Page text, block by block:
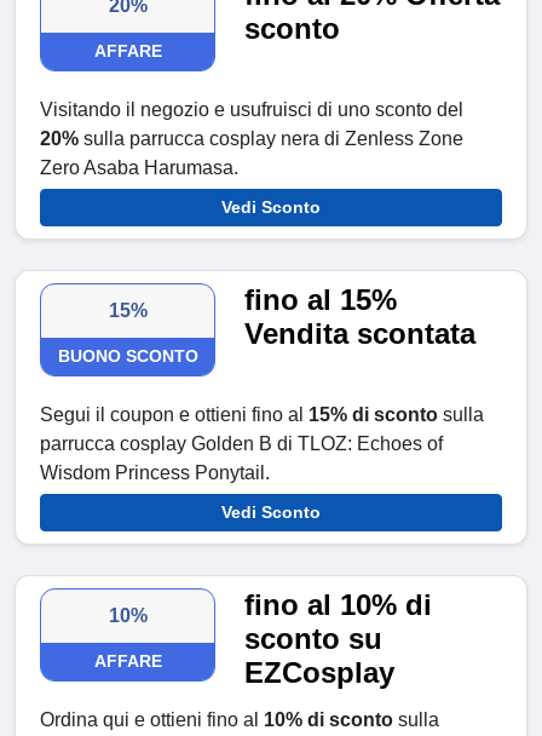
20%
AFFARE
sconto
Visitando il negozio e usufruisci di uno sconto del
20% sulla parrucca cosplay nera di Zenless Zone
Zero Asaba Harumasa.
Vedi Sconto
15%
BUONO SCONTO
fino al 15%
Vendita scontata
Segui il coupon e ottieni fino al 15% di sconto sulla
parrucca cosplay Golden B di TLOZ: Echoes of
Wisdom Princess Ponytail.
Vedi Sconto
10%
AFFARE
fino al 10% di
sconto su
EZCosplay
Ordina qui e ottieni fino al 10% di sconto sulla